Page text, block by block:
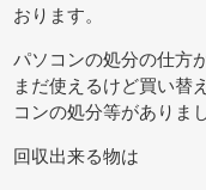
おります。
パソコンの処分の仕方
まだ使えるけど買い替
コンの処分等がありま
回収出来る物は